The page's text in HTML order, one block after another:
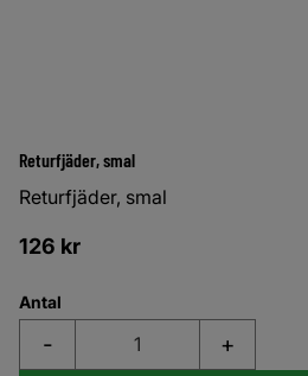
Returfjäder, smal
Returfjäder, smal
126 kr
Antal
+
-